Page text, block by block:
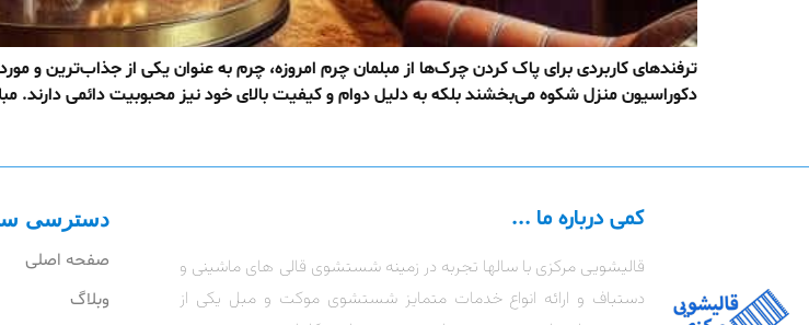
ترفندهای کاربردی برای پاک کردن چرک‌ها از مبلمان چرم امروزه، چرم به عنوان یکی از جذاب‌ترین و
دکوراسیون منزل شکوه می‌بخشند بلکه به دلیل دوام و کیفیت بالای خود نیز محبوبیت دائمی دارند.
کمی درباره ما ...
قالیشویی مرکزی با سالها تجربه در زمینه شستشوی قالی های ماشینی و
دستباف و ارائه انواع خدمات متمایز شستشوی موکت و مبل یکی از
دسترسی
صفحه اصلی
وبلاگ